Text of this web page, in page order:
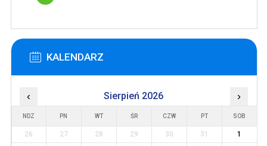
KALENDARZ
‹ Sierpień 2026 ›
NDZ PN WT ŚR CZW PT SOB
26 27 28 29 30 31
1